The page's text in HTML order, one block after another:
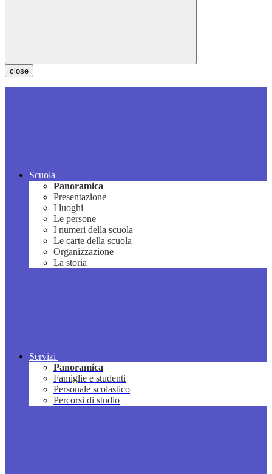
close
Scuola
Panoramica
Presentazione
I luoghi
Le persone
I numeri della scuola
Le carte della scuola
Organizzazione
La storia
Servizi
Panoramica
Famiglie e studenti
Personale scolastico
Percorsi di studio